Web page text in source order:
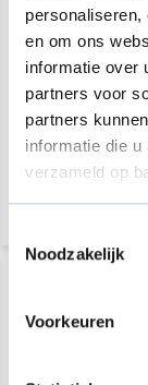
en om ons
informatie over
partners voor
partners
informatie die
verzameld op
Noodzakelijk
Voorkeuren
€ 18,75
Lengte:1 Meter
Morgen in huis